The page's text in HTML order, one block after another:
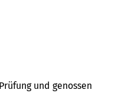
und genossen